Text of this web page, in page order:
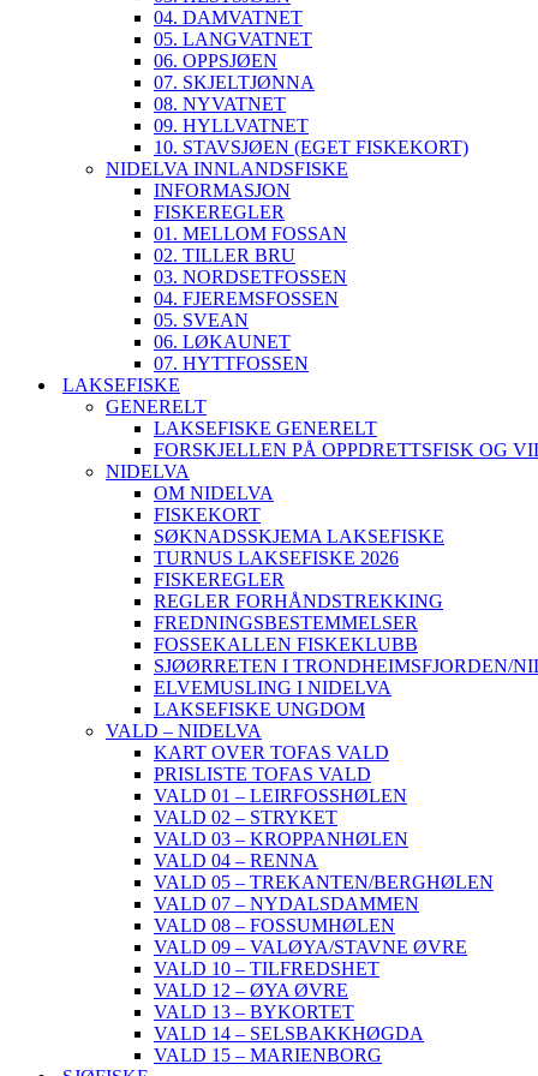
04. DAMVATNET
05. LANGVATNET
06. OPPSJØEN
07. SKJELTJØNNA
08. NYVATNET
09. HYLLVATNET
10. STAVSJØEN (EGET FISKEKORT)
NIDELVA INNLANDSFISKE
INFORMASJON
FISKEREGLER
01. MELLOM FOSSAN
02. TILLER BRU
03. NORDSETFOSSEN
04. FJEREMSFOSSEN
05. SVEAN
06. LØKAUNET
07. HYTTFOSSEN
LAKSEFISKE
GENERELT
LAKSEFISKE GENERELT
FORSKJELLEN PÅ OPPDRETTSFISK OG
NIDELVA
OM NIDELVA
FISKEKORT
SØKNADSSKJEMA LAKSEFISKE
TURNUS LAKSEFISKE 2026
FISKEREGLER
REGLER FORHÅNDSTREKKING
FREDNINGSBESTEMMELSER
FOSSEKALLEN FISKEKLUBB
SJØØRRETEN I TRONDHEIMSFJORDEN/
ELVEMUSLING I NIDELVA
LAKSEFISKE UNGDOM
VALD – NIDELVA
KART OVER TOFAS VALD
PRISLISTE TOFAS VALD
VALD 01 – LEIRFOSSHØLEN
VALD 02 – STRYKET
VALD 03 – KROPPANHØLEN
VALD 04 – RENNA
VALD 05 – TREKANTEN/BERGHØLEN
VALD 07 – NYDALSDAMMEN
VALD 08 – FOSSUMHØLEN
VALD 09 – VALØYA/STAVNE ØVRE
VALD 10 – TILFREDSHET
VALD 12 – ØYA ØVRE
VALD 13 – BYKORTET
VALD 14 – SELSBAKKHØGDA
VALD 15 – MARIENBORG